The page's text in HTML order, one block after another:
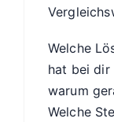
Welche
hat bei dir
warum
Welche